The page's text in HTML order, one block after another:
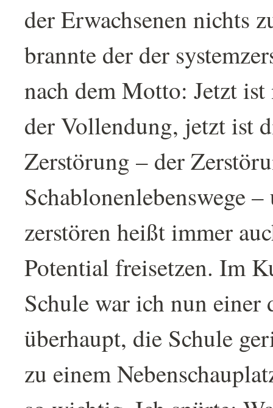
der Erwachsenen nichts
brannte der der
nach dem Motto: Jetzt
der Vollendung, jetzt ist
Zerstörung – der
Schablonenlebenswege
zerstören heißt immer
Potential freisetzen. Im
Schule war ich nun einer
überhaupt, die Schule
zu einem